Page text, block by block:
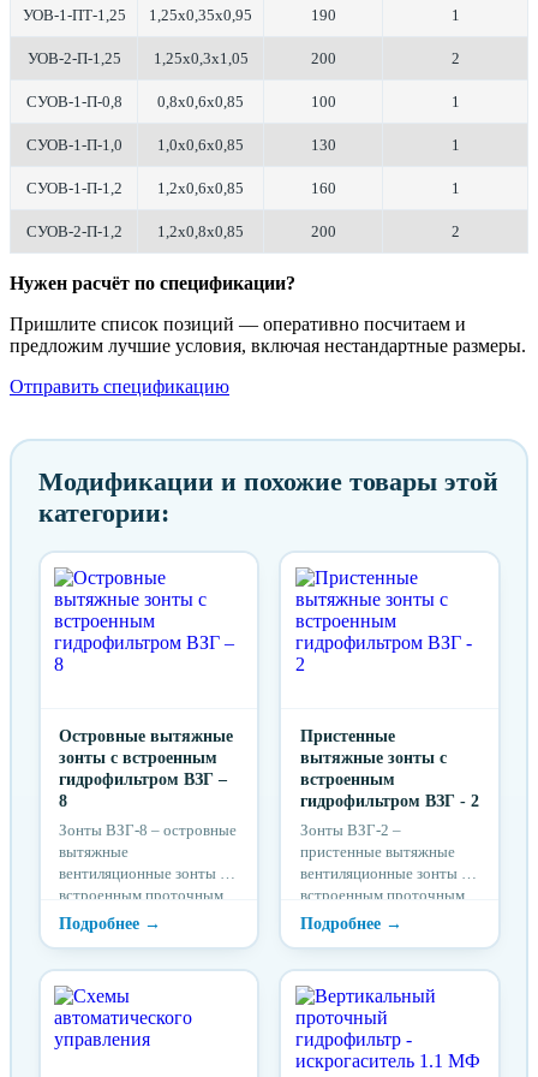
УОВ-1-ПТ-1,25 1,25х0,35х0,95 190 1
УОВ-2-П-1,25 1,25х0,3х1,05 200 2
СУОВ-1-П-0,8 0,8х0,6х0,85 100 1
СУОВ-1-П-1,0 1,0х0,6х0,85 130 1
СУОВ-1-П-1,2 1,2х0,6х0,85 160 1
СУОВ-2-П-1,2 1,2х0,8х0,85 200 2
Нужен расчёт по спецификации?
Пришлите список позиций — оперативно посчитаем и
предложим лучшие условия, включая нестандартные размеры.
Отправить спецификацию
Модификации и похожие товары этой
категории:
Островные вытяжные
зонты с встроенным
гидрофильтром ВЗГ –
8
Зонты ВЗГ-8 – островные
вытяжные
вентиляционные зонты с
встроенным проточным
гидрофильтром, где
воздух проходит сначала
через фильтры
механической очистки
(сетчатый, лабиринтный,
Пристенные
вытяжные зонты с
встроенным
гидрофильтром ВЗГ - 2
Зонты ВЗГ-2 –
пристенные вытяжные
вентиляционные зонты с
встроенным проточным
гидрофильтром, где
воздух проходит сначала
(лабиринтный, сетчатый),
а затем через
гидрофильтр (водяная
завеса). Водяная завеса